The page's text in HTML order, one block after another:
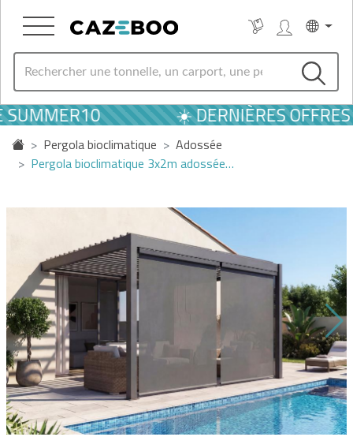
☀️ DERNIÈRES OFFRES
Pergola bioclimatique
Adossée
Pergola bioclimatique 3x2m adossée…